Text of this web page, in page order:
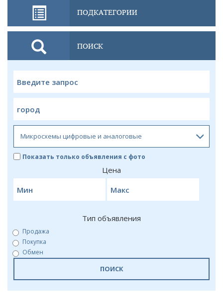
ПОДКАТЕГОРИИ
ПОИСК
Показать только объявления с фото
Цена
Тип объявления
Продажа
Покупка
Обмен
ПОИСК